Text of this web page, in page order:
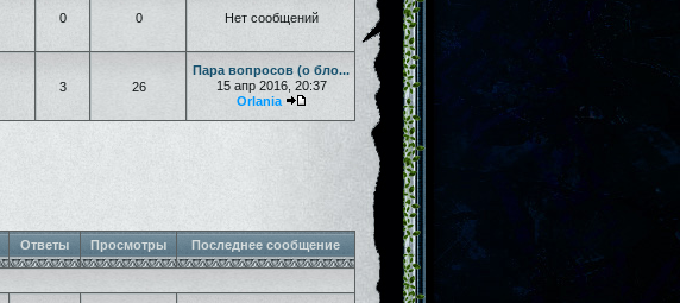
0 0 Нет сообщений
3 26
Пара вопросов (о бло...
15 апр 2016, 20:37
Orlania
Ответы Просмотры Последнее сообщение